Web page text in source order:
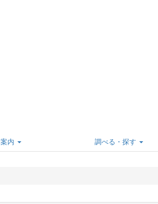
内 調べる・探す